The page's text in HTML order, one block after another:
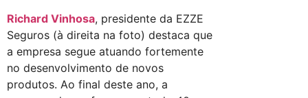
Richard Vinhosa, presidente da EZZE
Seguros (à direita na foto) destaca que
a empresa segue atuando fortemente
no desenvolvimento de novos
produtos. Ao final deste ano, a